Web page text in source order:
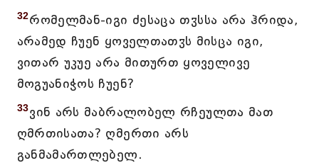
32რომელმან-იგი ძესაცა თჳსსა არა ჰრიდა,
არამედ ჩუენ ყოველთათჳს მისცა იგი,
ვითარ უკუე არა მითურთ ყოველივე
მოგუანიჭოს ჩუენ?
33ვინ არს მაბრალობელ რჩეულთა მათ
ღმრთისათა? ღმერთი არს
განმამართლებელ.